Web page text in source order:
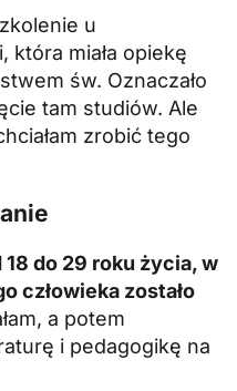
u
miała opiekę
św. Oznaczało
tam studiów. Ale
zrobić tego
18 do 29 roku życia, w
człowieka zostało
a potem
i pedagogikę na